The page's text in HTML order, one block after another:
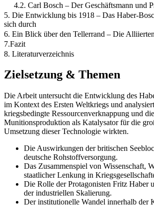
4.2. Carl Bosch – Der Geschäftsmann und
5. Die Entwicklung bis 1918 – Das Haber-
sich durch
6. Ein Blick über den Tellerrand – Die
7.Fazit
8. Literaturverzeichnis
Zielsetzung & Themen
Die Arbeit untersucht die Entwicklung des
im Kontext des Ersten Weltkriegs und
kriegsbedingte Ressourcenverknappung und
Munitionsproduktion als Katalysator für die
Umsetzung dieser Technologie wirkten.
Die Auswirkungen der britischen
deutsche Rohstoffversorgung.
Das Zusammenspiel von Wissenschaft,
staatlicher Lenkung in
Die Rolle der Protagonisten Fritz Haber
der industriellen Skalierung.
Der institutionelle Wandel innerhalb der